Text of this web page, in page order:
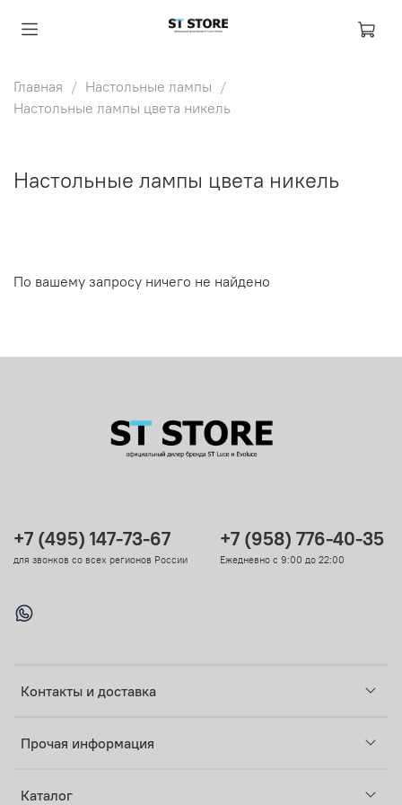
Главная
Настольные лампы
Настольные лампы цвета никель
Настольные лампы цвета никель
По вашему запросу ничего не найдено
Контакты и доставка
Прочая информация
Каталог
+7 (495) 147-73-67
для звонков со всех регионов России
+7 (958) 776-40-35
Ежедневно с 9:00 до 22:00